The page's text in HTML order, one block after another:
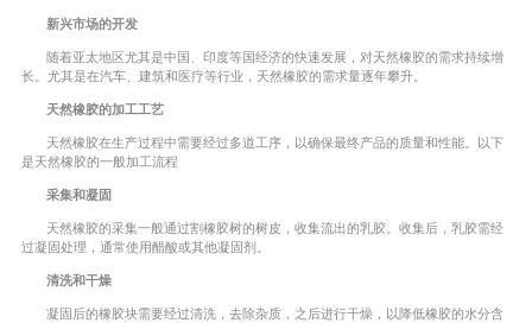
新兴市场的开发
随着亚太地区尤其是中国、印度等国经济的快速发展，对天然橡胶的需求持续增
长。尤其是在汽车、建筑和医疗等行业，天然橡胶的需求量逐年攀升。
天然橡胶的加工工艺
天然橡胶在生产过程中需要经过多道工序，以确保最终产品的质量和性能。以下
是天然橡胶的一般加工流程
采集和凝固
天然橡胶的采集一般通过割橡胶树的树皮，收集流出的乳胶。收集后，乳胶需经
过凝固处理，通常使用醋酸或其他凝固剂。
清洗和干燥
凝固后的橡胶块需要经过清洗，去除杂质，之后进行干燥，以降低橡胶的水分含